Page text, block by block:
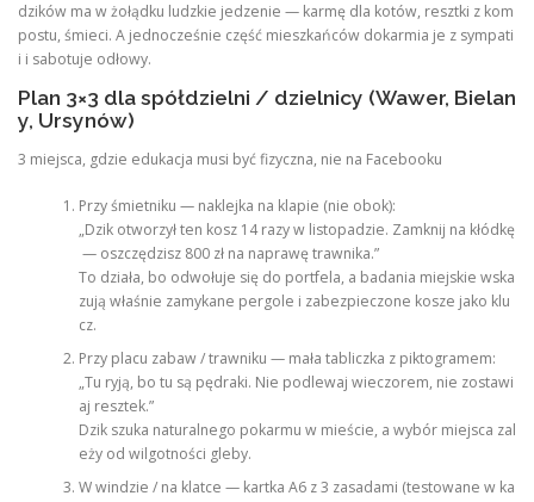
dzików ma w żołądku ludzkie jedzenie — karmę dla kotów, resztki z kom
postu, śmieci. A jednocześnie część mieszkańców dokarmia je z sympati
i i sabotuje odłowy.
Plan 3×3 dla spółdzielni / dzielnicy (Wawer, Bielan
y, Ursynów)
3 miejsca, gdzie edukacja musi być fizyczna, nie na Facebooku
Przy śmietniku — naklejka na klapie (nie obok):
„Dzik otworzył ten kosz 14 razy w listopadzie. Zamknij na kłódkę
— oszczędzisz 800 zł na naprawę trawnika.”
To działa, bo odwołuje się do portfela, a badania miejskie wska
zują właśnie zamykane pergole i zabezpieczone kosze jako klu
cz.
Przy placu zabaw / trawniku — mała tabliczka z piktogramem:
„Tu ryją, bo tu są pędraki. Nie podlewaj wieczorem, nie zostawi
aj resztek.”
Dzik szuka naturalnego pokarmu w mieście, a wybór miejsca zal
eży od wilgotności gleby.
W windzie / na klatce — kartka A6 z 3 zasadami (testowane w ka